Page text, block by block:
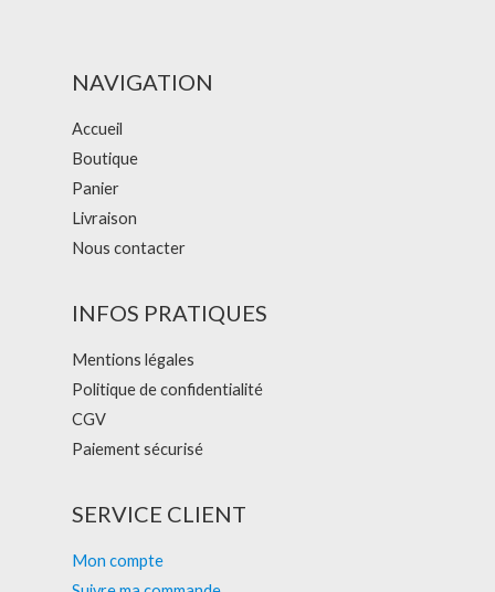
NAVIGATION
Accueil
Boutique
Panier
Livraison
Nous contacter
INFOS PRATIQUES
Mentions légales
Politique de confidentialité
CGV
Paiement sécurisé
SERVICE CLIENT
Mon compte